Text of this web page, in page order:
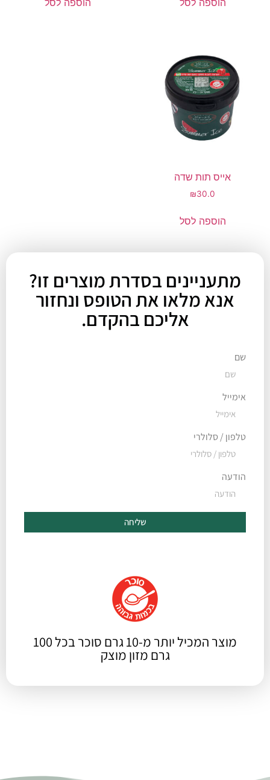
הוספה לסל הוספה לסל
אייס תות שדה
₪30.0
הוספה לסל
מתעניינים בסדרת מוצרים זו?
אנא מלאו את הטופס ונחזור
אליכם בהקדם.
שם
אימייל
טלפון / סלולרי
הודעה
שליחה
מוצר המכיל יותר מ-10 גרם סוכר בכל 100
גרם מזון מוצק